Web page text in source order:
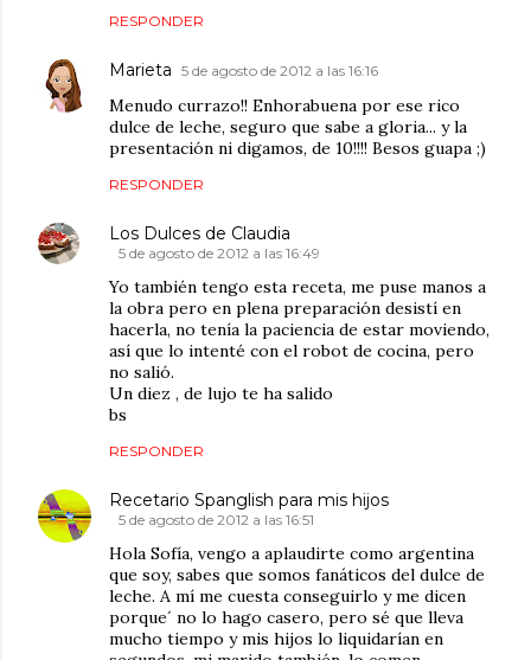
RESPONDER
Marieta 5 de agosto de 2012 a las 16:16
Menudo currazo!! Enhorabuena por ese rico
dulce de leche, seguro que sabe a gloria... y la
presentación ni digamos, de 10!!!! Besos guapa ;)
RESPONDER
Los Dulces de Claudia
5 de agosto de 2012 a las 16:49
Yo también tengo esta receta, me puse manos a
la obra pero en plena preparación desistí en
hacerla, no tenía la paciencia de estar moviendo,
así que lo intenté con el robot de cocina, pero
no salió.
Un diez , de lujo te ha salido
bs
RESPONDER
Recetario Spanglish para mis hijos
5 de agosto de 2012 a las 16:51
Hola Sofía, vengo a aplaudirte como argentina
que soy, sabes que somos fanáticos del dulce de
leche. A mí me cuesta conseguirlo y me dicen
porque´ no lo hago casero, pero sé que lleva
mucho tiempo y mis hijos lo liquidarían en